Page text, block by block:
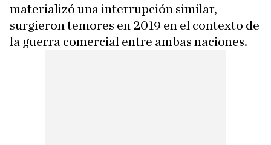
materializó una interrupción similar,
surgieron temores en 2019 en el contexto de
la guerra comercial entre ambas naciones.